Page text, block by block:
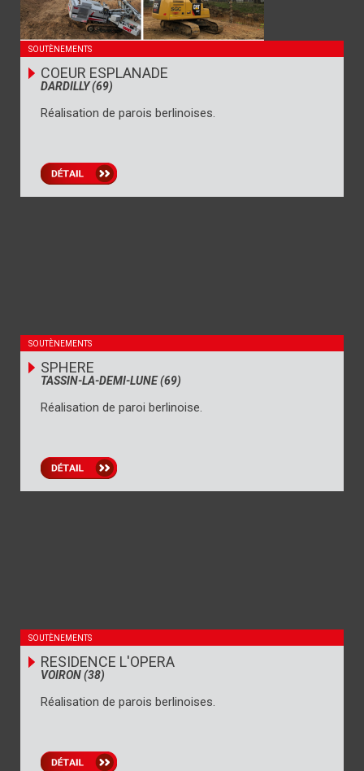
SOUTÈNEMENTS
COEUR ESPLANADE
DARDILLY (69)
Réalisation de parois berlinoises.
SOUTÈNEMENTS
SPHERE
TASSIN-LA-DEMI-LUNE (69)
Réalisation de paroi berlinoise.
SOUTÈNEMENTS
RESIDENCE L'OPERA
VOIRON (38)
Réalisation de parois berlinoises.